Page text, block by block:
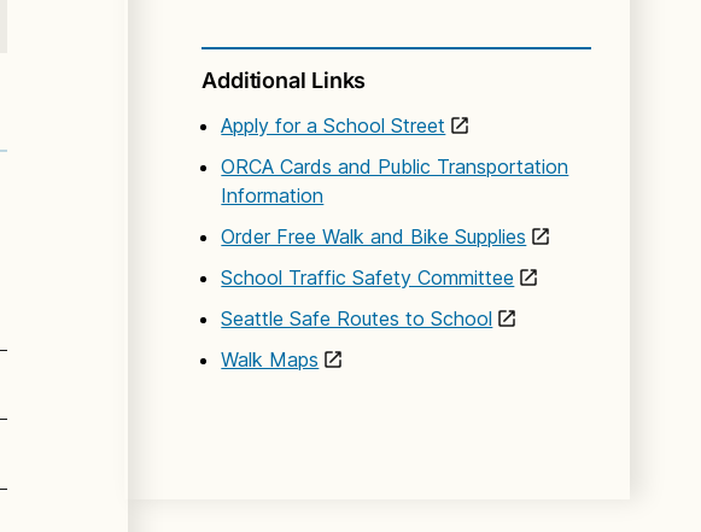
Additional Links
Apply for a School Street
ORCA Cards and Public Transportation
Information
Order Free Walk and Bike Supplies
School Traffic Safety Committee
Seattle Safe Routes to School
Walk Maps